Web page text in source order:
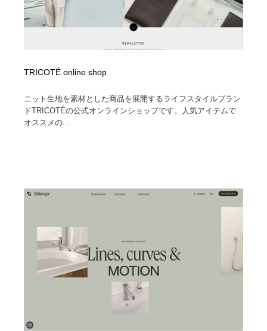
TRICOTÉ online shop
ニット生地を素材とした商品を展開するライフスタイルブラン
ドTRICOTÉの公式オンラインショップです。人気アイテムで
オススメの...